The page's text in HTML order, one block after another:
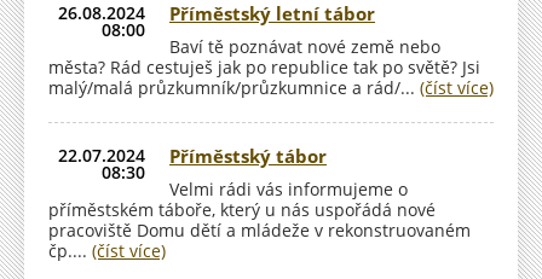
26.08.2024
08:00
Příměstský letní tábor
Baví tě poznávat nové země nebo
města? Rád cestuješ jak po republice tak po světě? Jsi
malý/malá průzkumník/průzkumnice a rád/... (číst více)
22.07.2024
08:30
Příměstský tábor
Velmi rádi vás informujeme o
příměstském táboře, který u nás uspořádá nové
pracoviště Domu dětí a mládeže v rekonstruovaném
čp.... (číst více)